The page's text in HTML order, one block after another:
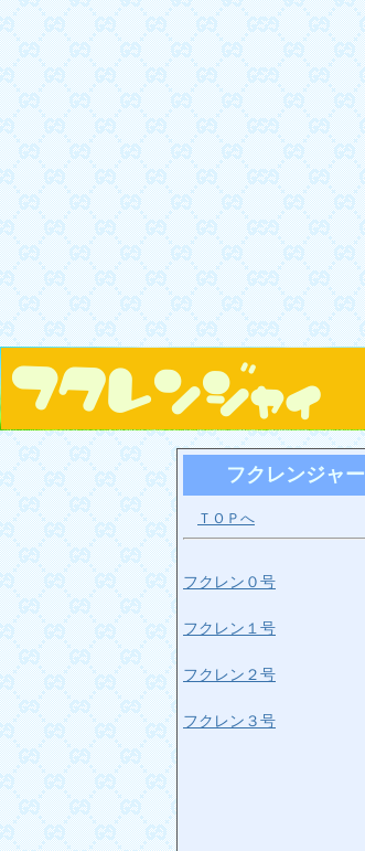
フクレンジャー
ＴＯＰへ
フクレン０号
フクレン１号
フクレン２号
フクレン３号